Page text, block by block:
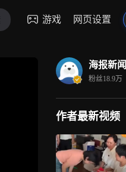
游戏 网页设置
海报新闻
粉丝18.9万
作者最新视频